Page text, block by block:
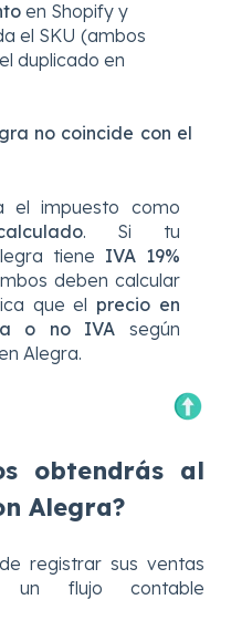
en Shopify y
el SKU (ambos
duplicado en
no coincide con el
el impuesto como
. Si tu
tiene IVA 19%
deben calcular
que el precio en
o no IVA según
Alegra.
obtendrás al
Alegra?
registrar sus ventas
un flujo contable